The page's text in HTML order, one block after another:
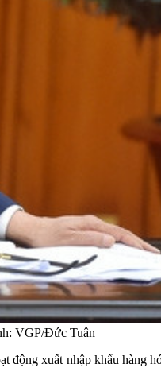
VGP/Đức Tuân
động xuất nhập khẩu hàng